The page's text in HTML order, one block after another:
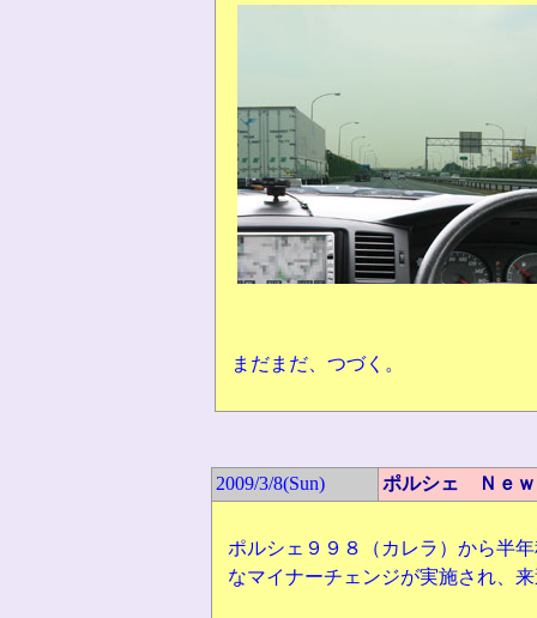
まだまだ、つづく。
2009/3/8(Sun) ポルシェ Ｎｅ
ポルシェ９９８（カレラ）から半
なマイナーチェンジが実施され、